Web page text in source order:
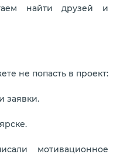
найти друзей и
не попасть в проект:
заявки.
мотивационное